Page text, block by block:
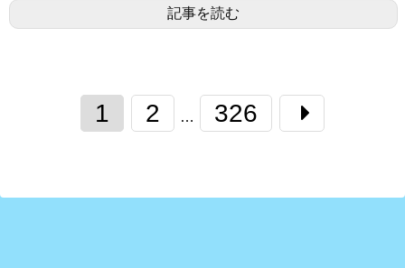
記事を読む
1 2 … 326